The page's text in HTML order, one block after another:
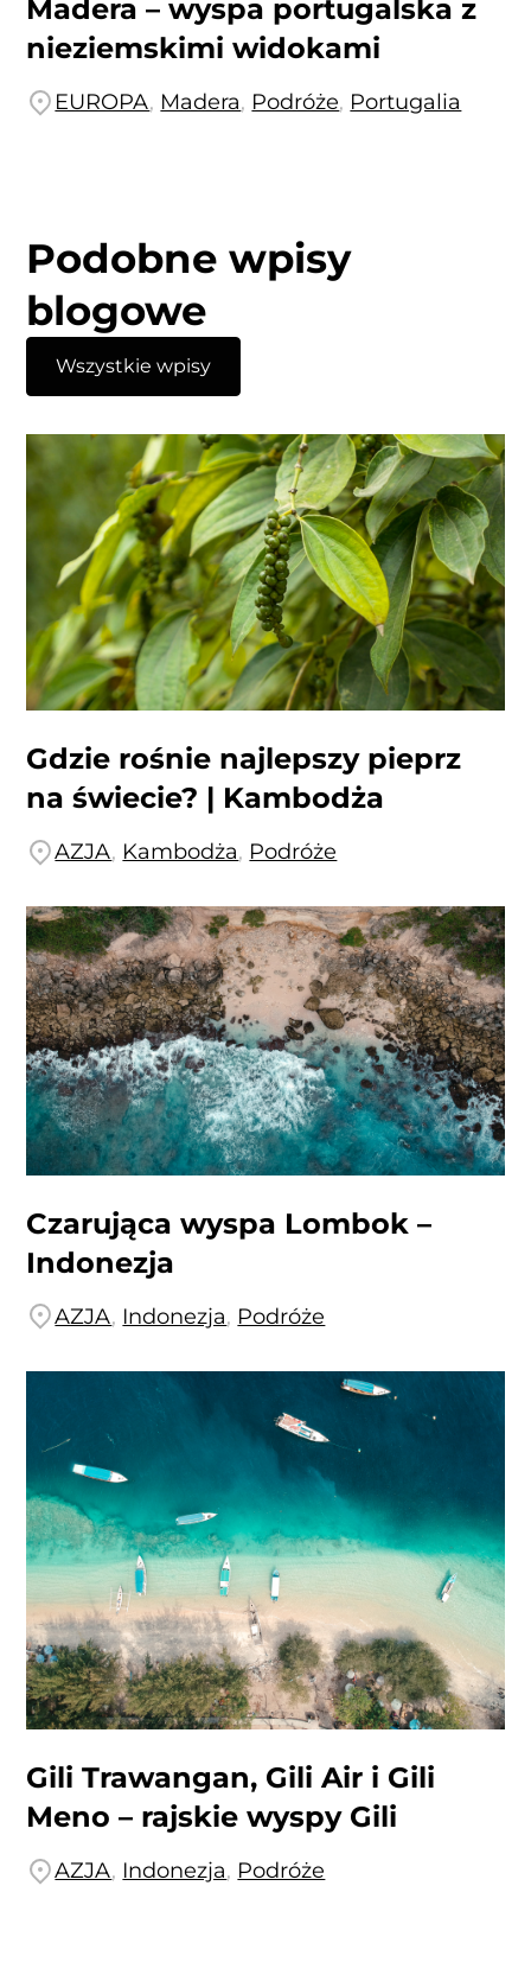
Madera – wyspa portugalska z
nieziemskimi widokami
EUROPA, Madera, Podróże, Portugalia
Podobne wpisy
blogowe
Wszystkie wpisy
Gdzie rośnie najlepszy pieprz
na świecie? | Kambodża
AZJA, Kambodża, Podróże
Czarująca wyspa Lombok –
Indonezja
AZJA, Indonezja, Podróże
Gili Trawangan, Gili Air i Gili
Meno – rajskie wyspy Gili
AZJA, Indonezja, Podróże